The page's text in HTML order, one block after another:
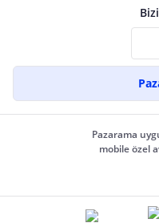
Pazarama
mobile özel